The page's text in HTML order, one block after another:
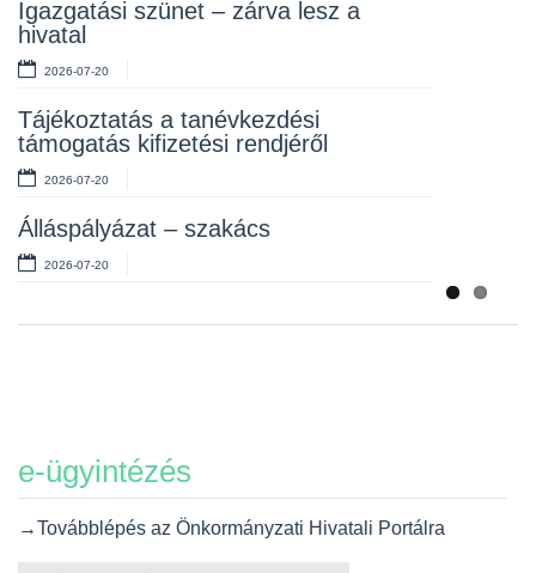
Igazgatási szünet – zárva lesz a
hivatal
2026-07-20
Tájékoztatás a tanévkezdési
támogatás kifizetési rendjéről
2026-07-20
Álláspályázat – szakács
2026-07-20
2026-07-10
Álláspályázat – takarító
2026-07-06
e-ügyintézés
→Továbblépés az Önkormányzati Hivatali Portálra